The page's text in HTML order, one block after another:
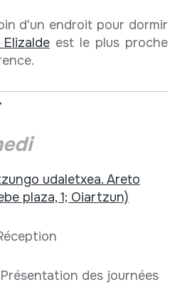
d'un endroit pour dormir
est le plus proche
udaletxea. Areto
plaza, 1; Oiartzun)
des journées